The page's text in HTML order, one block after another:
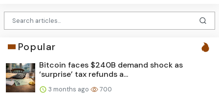
Popular
Bitcoin faces $240B demand shock as
‘surprise’ tax refunds a...
3 months ago 700